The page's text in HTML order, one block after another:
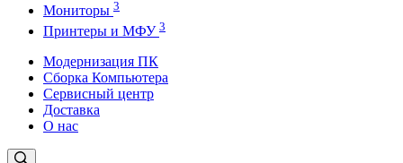
Мониторы 3
Принтеры и МФУ 3
Модернизация ПК
Сборка Компьютера
Сервисный центр
Доставка
О нас